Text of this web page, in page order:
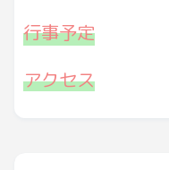
行事予定
アクセス